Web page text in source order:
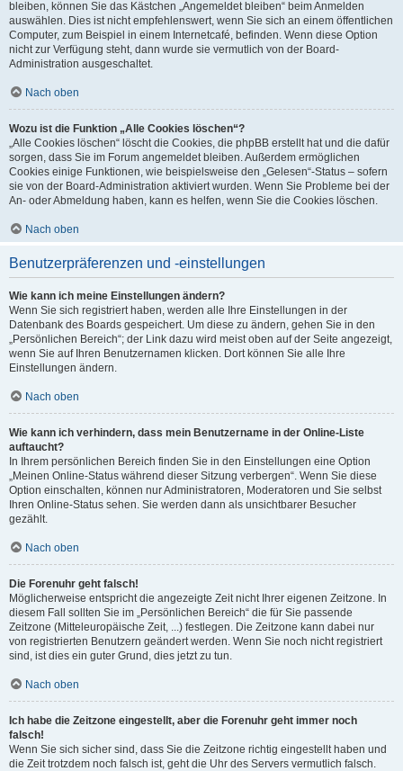
bleiben, können Sie das Kästchen „Angemeldet bleiben“ beim Anmelden
auswählen. Dies ist nicht empfehlenswert, wenn Sie sich an einem öffentlichen
Computer, zum Beispiel in einem Internetcafé, befinden. Wenn diese Option
nicht zur Verfügung steht, dann wurde sie vermutlich von der Board-
Administration ausgeschaltet.
Nach oben
Wozu ist die Funktion „Alle Cookies löschen“?
„Alle Cookies löschen“ löscht die Cookies, die phpBB erstellt hat und die dafür
sorgen, dass Sie im Forum angemeldet bleiben. Außerdem ermöglichen
Cookies einige Funktionen, wie beispielsweise den „Gelesen“-Status – sofern
sie von der Board-Administration aktiviert wurden. Wenn Sie Probleme bei der
An- oder Abmeldung haben, kann es helfen, wenn Sie die Cookies löschen.
Nach oben
Benutzerpräferenzen und -einstellungen
Wie kann ich meine Einstellungen ändern?
Wenn Sie sich registriert haben, werden alle Ihre Einstellungen in der
Datenbank des Boards gespeichert. Um diese zu ändern, gehen Sie in den
„Persönlichen Bereich“; der Link dazu wird meist oben auf der Seite angezeigt,
wenn Sie auf Ihren Benutzernamen klicken. Dort können Sie alle Ihre
Einstellungen ändern.
Nach oben
Wie kann ich verhindern, dass mein Benutzername in der Online-Liste
auftaucht?
In Ihrem persönlichen Bereich finden Sie in den Einstellungen eine Option
„Meinen Online-Status während dieser Sitzung verbergen“. Wenn Sie diese
Option einschalten, können nur Administratoren, Moderatoren und Sie selbst
Ihren Online-Status sehen. Sie werden dann als unsichtbarer Besucher
gezählt.
Nach oben
Die Forenuhr geht falsch!
Möglicherweise entspricht die angezeigte Zeit nicht Ihrer eigenen Zeitzone. In
diesem Fall sollten Sie im „Persönlichen Bereich“ die für Sie passende
Zeitzone (Mitteleuropäische Zeit, ...) festlegen. Die Zeitzone kann dabei nur
von registrierten Benutzern geändert werden. Wenn Sie noch nicht registriert
sind, ist dies ein guter Grund, dies jetzt zu tun.
Nach oben
Ich habe die Zeitzone eingestellt, aber die Forenuhr geht immer noch
falsch!
Wenn Sie sich sicher sind, dass Sie die Zeitzone richtig eingestellt haben und
die Zeit trotzdem noch falsch ist, geht die Uhr des Servers vermutlich falsch.